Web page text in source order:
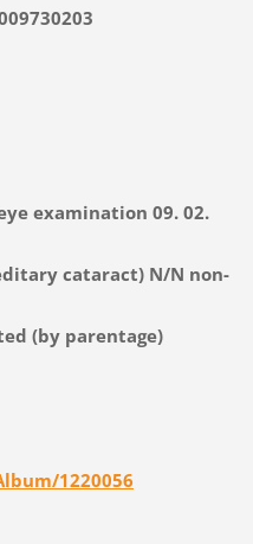
examination 09. 02.
cataract) N/N non-
(by parentage)
1220056